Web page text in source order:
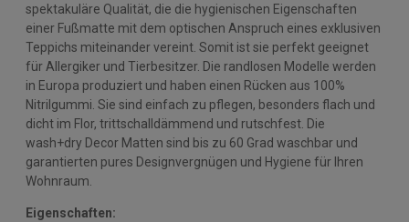
spektakuläre Qualität, die die hygienischen Eigenschaften
einer Fußmatte mit dem optischen Anspruch eines exklusiven
Teppichs miteinander vereint. Somit ist sie perfekt geeignet
für Allergiker und Tierbesitzer. Die randlosen Modelle werden
in Europa produziert und haben einen Rücken aus 100%
Nitrilgummi. Sie sind einfach zu pflegen, besonders flach und
dicht im Flor, trittschalldämmend und rutschfest. Die
wash+dry Decor Matten sind bis zu 60 Grad waschbar und
garantierten pures Designvergnügen und Hygiene für Ihren
Wohnraum.
Eigenschaften: